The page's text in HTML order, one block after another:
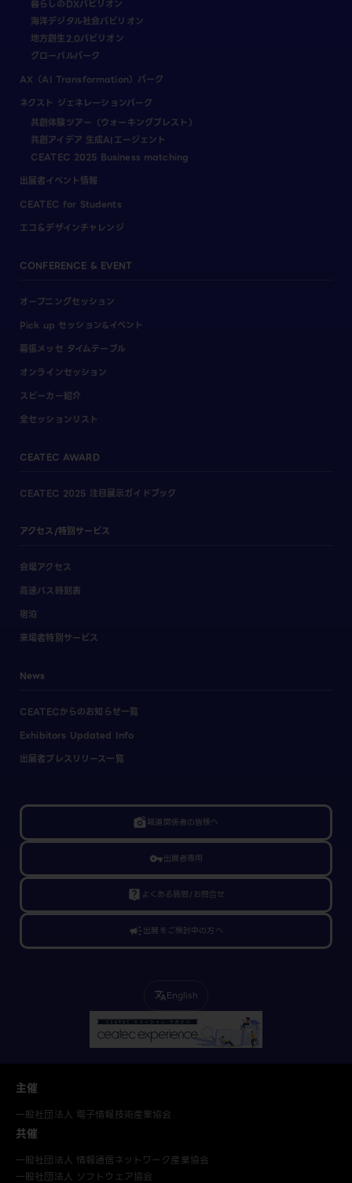
暮らしのDXパビリオン
海洋デジタル社会パビリオン
地方創生2.0パビリオン
グローバルパーク
AX（AI Transformation）パーク
ネクスト ジェネレーションパーク
共創体験ツアー（ウォーキングブレスト）
共創アイデア 生成AIエージェント
CEATEC 2025 Business matching
出展者イベント情報
CEATEC for Students
エコ＆デザインチャレンジ
CONFERENCE & EVENT
オープニングセッション
Pick up セッション&イベント
幕張メッセ タイムテーブル
オンラインセッション
スピーカー紹介
全セッションリスト
CEATEC AWARD
CEATEC 2025 注目展示ガイドブック
アクセス/特別サービス
会場アクセス
高速バス時刻表
宿泊
来場者特別サービス
News
CEATECからのお知らせ一覧
Exhibitors Updated Info
出展者プレスリリース一覧
linked_camera報道関係者の皆様へ
vpn_key出展者専用
live_help よくある質問/お問合せ
campaign出展をご検討中の方へ
translateEnglish
主催
一般社団法人 電子情報技術産業協会
共催
一般社団法人 情報通信ネットワーク産業協会
一般社団法人 ソフトウェア協会